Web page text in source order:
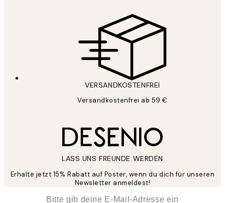
VERSANDKOSTENFREI
Versandkostenfrei ab 59 €
LASS UNS FREUNDE WERDEN
Erhalte jetzt 15% Rabatt auf Poster, wenn du dich für unseren
Newsletter anmeldest!